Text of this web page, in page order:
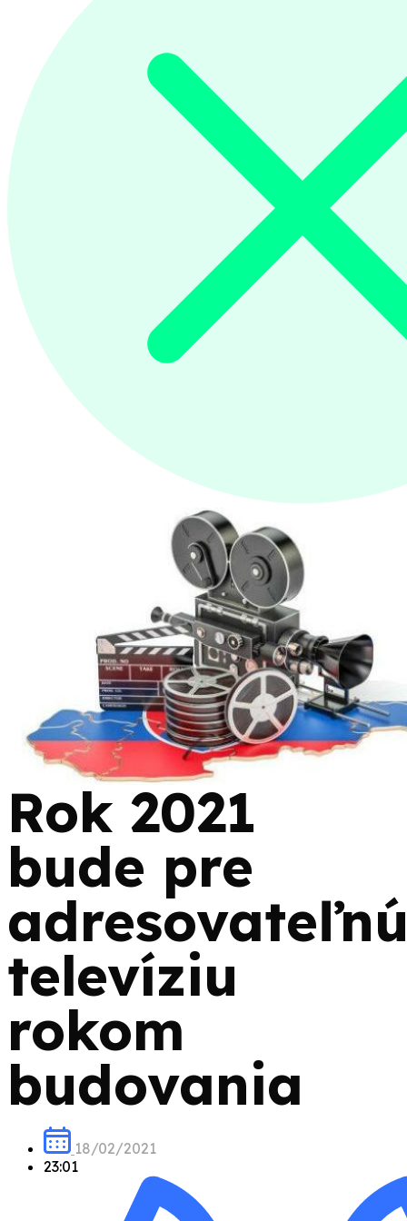
Rok 2021
bude pre
televíziu
rokom
budovania
18/02/2021
23:01